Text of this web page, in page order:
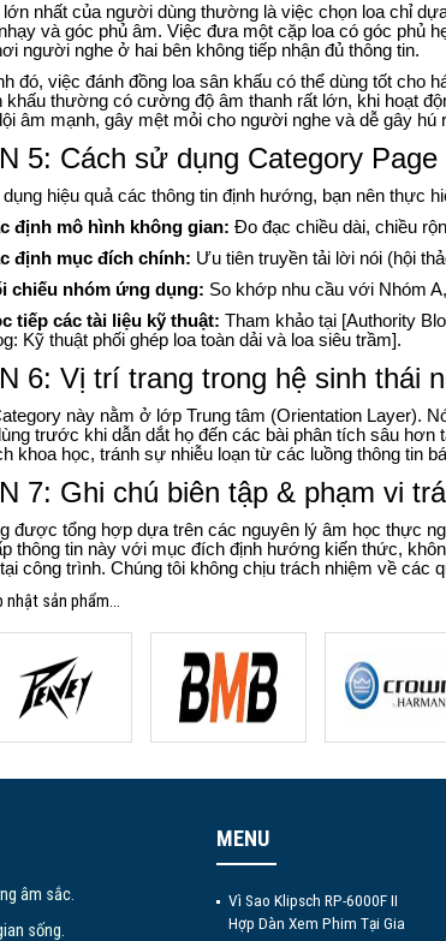
lớn nhất của người dùng thường là việc chọn loa chỉ
và góc phủ âm. Việc đưa một cặp loa có góc phủ
người nghe ở hai bên không tiếp nhận đủ thông tin.
đó, việc đánh đồng loa sân khấu có thể dùng tốt cho
khấu thường có cường độ âm thanh rất lớn, khi hoạt
âm mạnh, gây mệt mỏi cho người nghe và dễ gây hú
5: Cách sử dụng Category
hiệu quả các thông tin định hướng, bạn nên thực
định mô hình không gian: Đo đạc chiều dài, chiều
định mục đích chính: Ưu tiên truyền tải lời nói (hội
chiếu nhóm ứng dụng: So khớp nhu cầu với Nhóm
tiếp các tài liệu kỹ thuật: Tham khảo tại [Authority
Kỹ thuật phối ghép loa toàn dải và loa siêu trầm].
6: Vị trí trang trong hệ sinh thái
này nằm ở lớp Trung tâm (Orientation Layer).
trước khi dẫn dắt họ đến các bài phân tích sâu hơn
khoa học, tránh sự nhiễu loạn từ các luồng thông tin
7: Ghi chú biên tập & phạm vi
được tổng hợp dựa trên các nguyên lý âm học thực
thông tin này với mục đích định hướng kiến thức,
công trình. Chúng tôi không chịu trách nhiệm về các
nhật sản phẩm...
âm sắc.
sống.
MENU
Vì Sao Klipsch RP-6000F II
Hợp Dàn Xem Phim Tại Gia